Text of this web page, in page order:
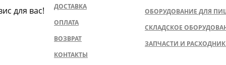
ОБОРУДОВАНИЕ ДЛЯ
СКЛАДСКОЕ
ЗАПЧАСТИ И
ДОСТАВКА
ОПЛАТА
ВОЗВРАТ
КОНТАКТЫ
для вас!